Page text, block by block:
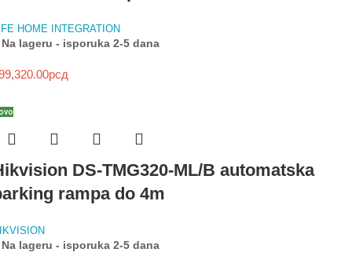
HOME INTEGRATION
Na lageru - isporuka 2-5 dana
рсд
DS-TMG320-ML/B automatska
rampa do 4m
Na lageru - isporuka 2-5 dana